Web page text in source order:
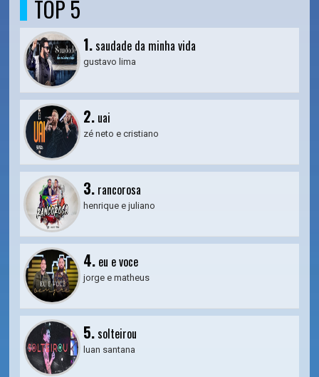
TOP 5
1.saudade da minha vida
gustavo lima
2. uai
zé neto e cristiano
3. rancorosa
henrique e juliano
4. eu e voce
jorge e matheus
5.solteirou
luan santana